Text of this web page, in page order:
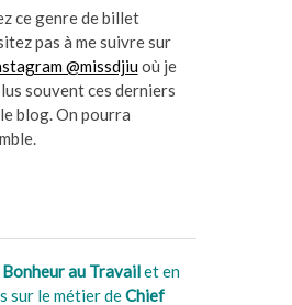
ce genre de billet
pas à me suivre sur
@missdjiuoù je
souvent ces derniers
blog. On pourra
Bonheur au Travailet en
sur le métier deChief